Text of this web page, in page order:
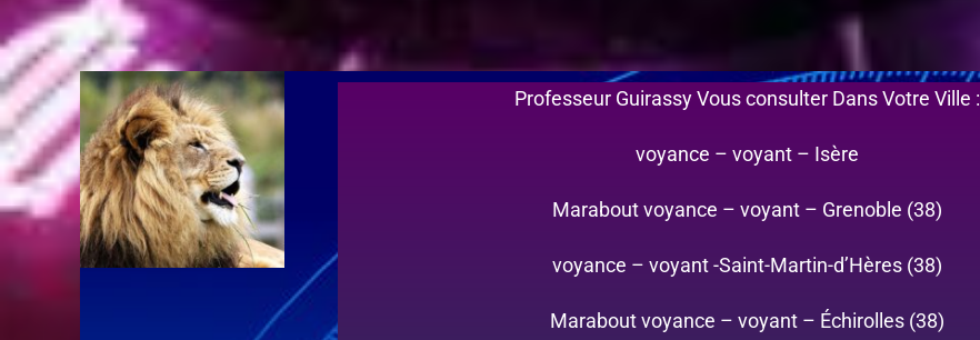
Professeur Guirassy Vous consulter Dans Votre Ville :
voyance – voyant – Isère
Marabout voyance – voyant – Grenoble (38)
voyance – voyant -Saint-Martin-d’Hères (38)
Marabout voyance – voyant – Échirolles (38)